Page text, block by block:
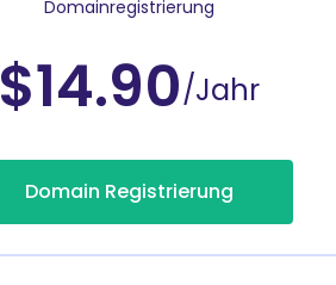
Domainregistrierung
$14.90/Jahr
Domain Registrierung